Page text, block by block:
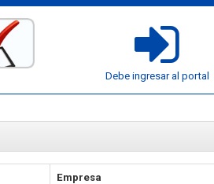
Debe ingresar al portal
Empresa